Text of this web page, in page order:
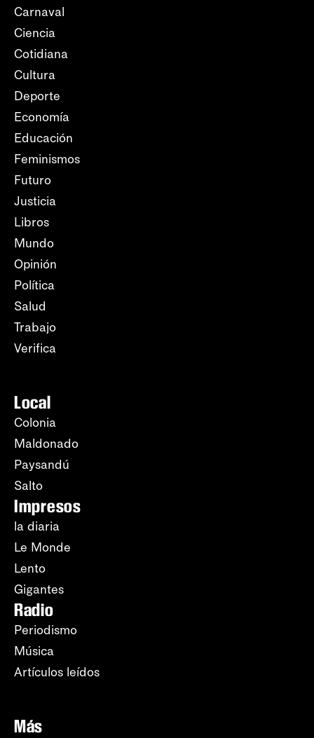
Carnaval
Ciencia
Cotidiana
Cultura
Deporte
Economía
Educación
Feminismos
Futuro
Justicia
Libros
Mundo
Opinión
Política
Salud
Trabajo
Verifica
Local
Colonia
Maldonado
Paysandú
Salto
Impresos
la diaria
Le Monde
Lento
Gigantes
Radio
Periodismo
Música
Artículos leídos
Más